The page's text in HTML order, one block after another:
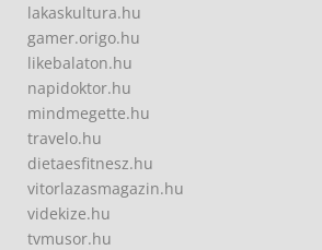
lakaskultura.hu
gamer.origo.hu
likebalaton.hu
napidoktor.hu
mindmegette.hu
travelo.hu
dietaesfitnesz.hu
vitorlazasmagazin.hu
videkize.hu
tvmusor.hu